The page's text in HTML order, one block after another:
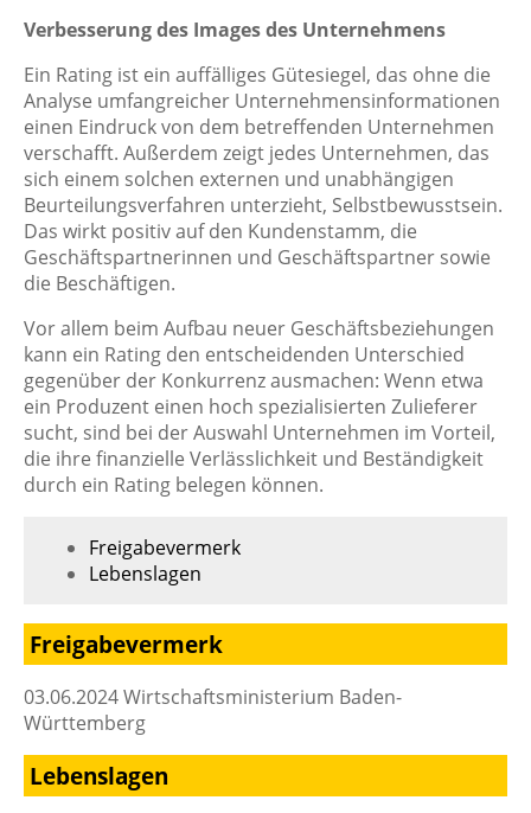
Verbesserung des Images des Unternehmens
Ein Rating ist ein auffälliges Gütesiegel, das ohne die
Analyse umfangreicher Unternehmensinformationen
einen Eindruck von dem betreffenden Unternehmen
verschafft. Außerdem zeigt jedes Unternehmen, das
sich einem solchen externen und unabhängigen
Beurteilungsverfahren unterzieht, Selbstbewusstsein.
Das wirkt positiv auf den Kundenstamm, die
Geschäftspartnerinnen und Geschäftspartner sowie
die Beschäftigen.
Vor allem beim Aufbau neuer Geschäftsbeziehungen
kann ein Rating den entscheidenden Unterschied
gegenüber der Konkurrenz ausmachen: Wenn etwa
ein Produzent einen hoch spezialisierten Zulieferer
sucht, sind bei der Auswahl Unternehmen im Vorteil,
die ihre finanzielle Verlässlichkeit und Beständigkeit
durch ein Rating belegen können.
Freigabevermerk
Lebenslagen
Freigabevermerk
03.06.2024 Wirtschaftsministerium Baden-
Württemberg
Lebenslagen